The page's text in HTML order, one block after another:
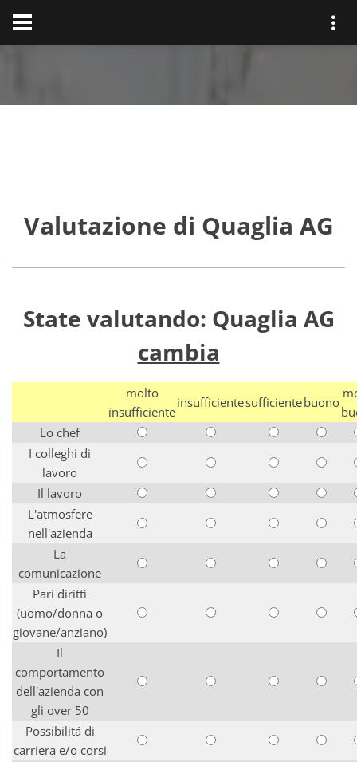
Valutazione di Quaglia AG
State valutando: Quaglia AG
cambia
molto
insufficiente
insufficientesufficientebuono
Lo chef
I colleghi di
lavoro
Il lavoro
L'atmosfere
nell'azienda
La
comunicazione
Pari diritti
(uomo/donna o
giovane/anziano)
Il
comportamento
dell'azienda con
gli over 50
Possibilitá di
carriera e/o corsi